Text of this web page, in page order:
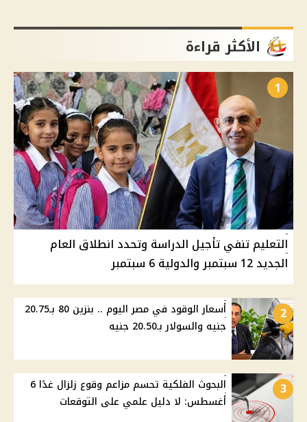
الأكثر قراءة
1
التعليم تنفي تأجيل الدراسة وتحدد انطلاق العام
الجديد 12 سبتمبر والدولية 6 سبتمبر
2
أسعار الوقود في مصر اليوم .. بنزين 80 بـ20.75
جنيه والسولار بـ20.50 جنيه
3
البحوث الفلكية تحسم مزاعم وقوع زلزال غدًا 6
أغسطس: لا دليل علمي على التوقعات